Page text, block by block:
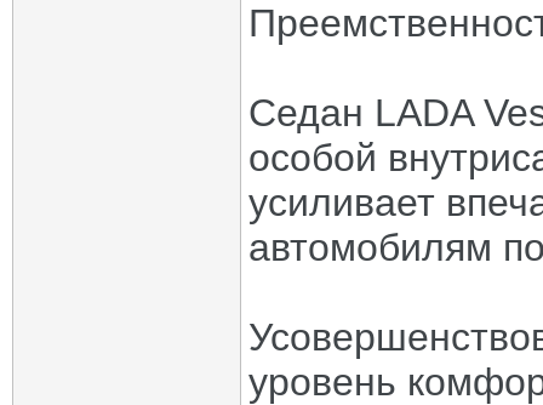
Седан LADA
особой
усиливает
автомобилям
уровень